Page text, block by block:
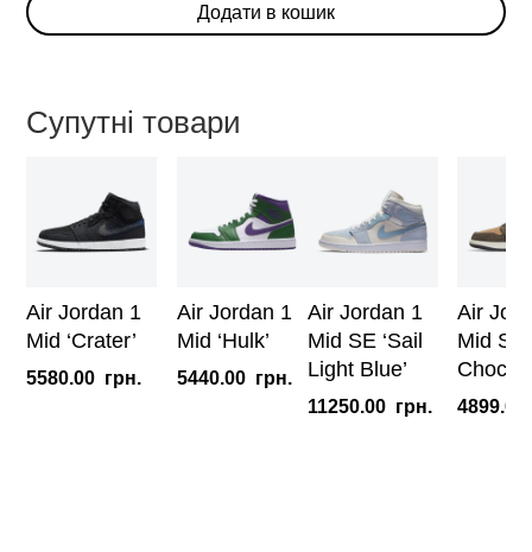
Mid
кількість
Додати в кошик
Супутні товари
Air Jordan 1
Mid ‘Crater’
5580.00 грн.
Air Jordan 1
Mid ‘Hulk’
5440.00 грн.
Air Jordan 1
Mid SE ‘Sail
Light Blue’
11250.00 грн.
Air
Mid SE
4899.00